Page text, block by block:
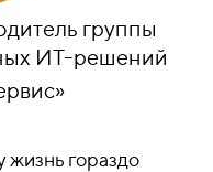
группы
ИТ-решений
жизнь гораздо